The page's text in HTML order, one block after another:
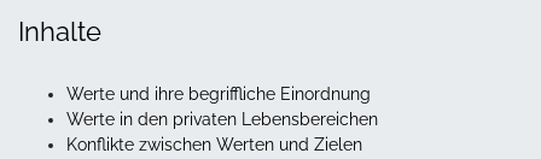
Inhalte
Werte und ihre begriffliche Einordnung
Werte in den privaten Lebensbereichen
Konflikte zwischen Werten und Zielen